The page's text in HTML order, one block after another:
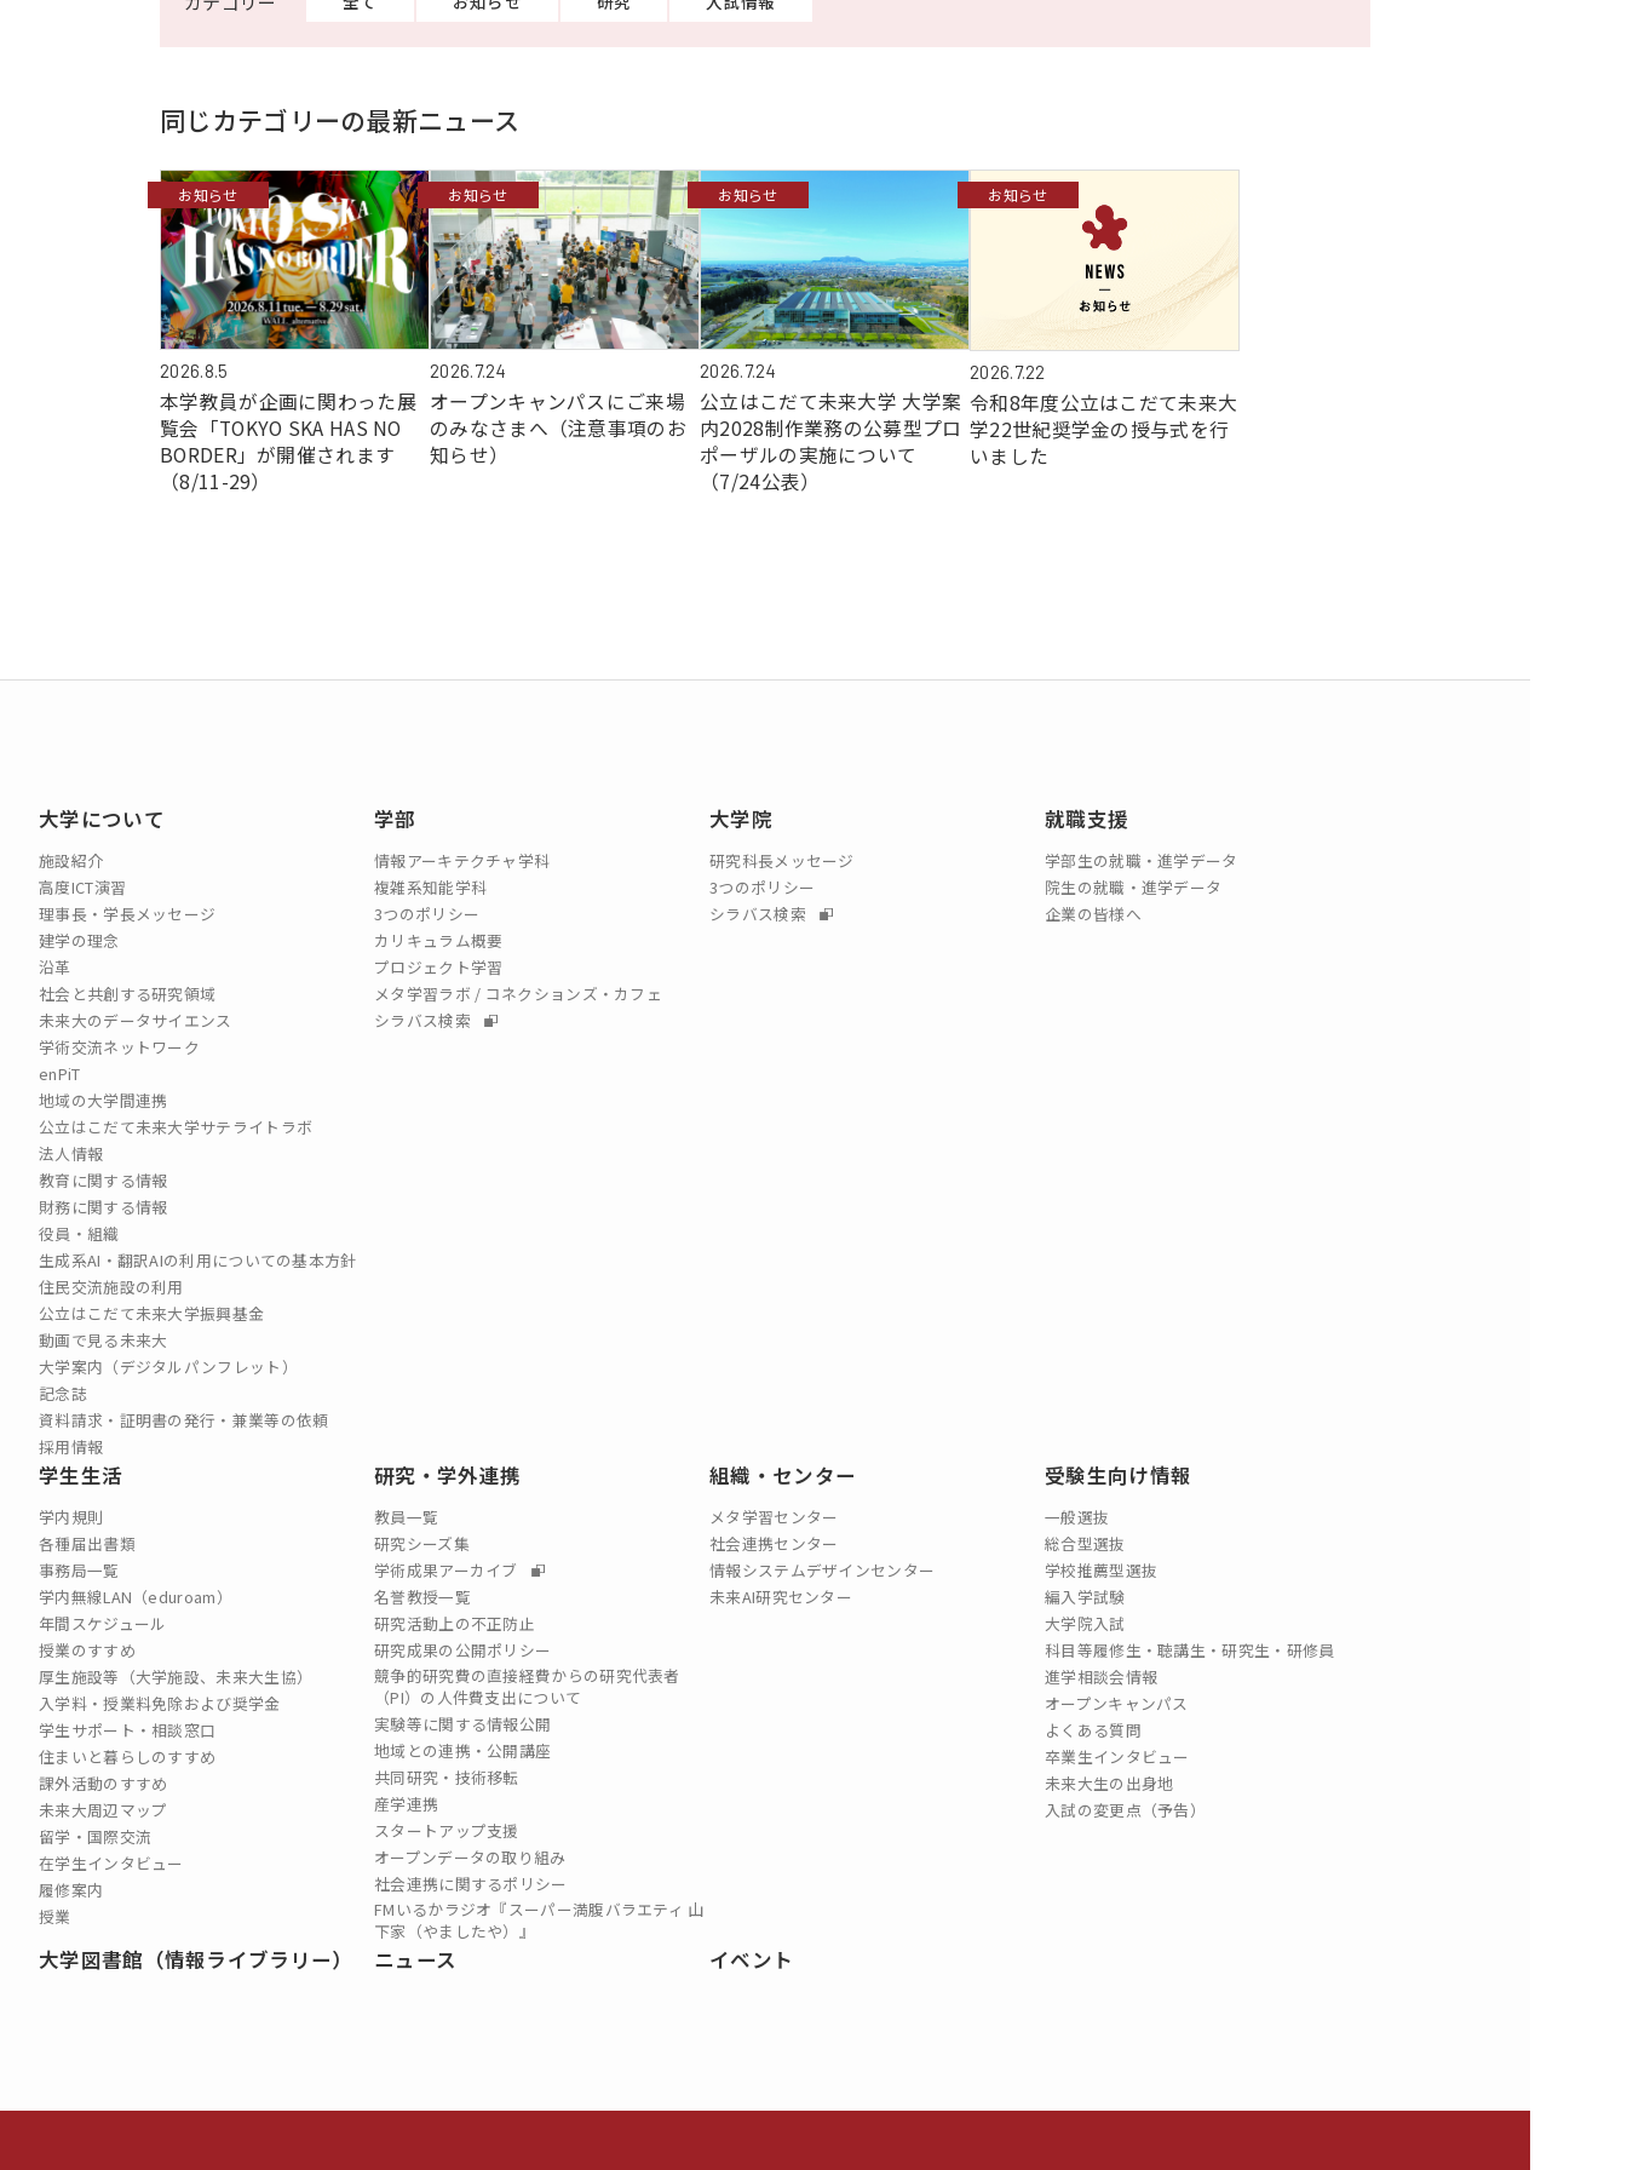
同じカテゴリーの最新ニュース
お知らせ
2026.8.5
本学教員が企画に関わった展
覧会「TOKYO SKA HAS NO
BORDER」が開催されます
（8/11-29）
お知らせ
2026.7.24
オープンキャンパスにご来場
のみなさまへ（注意事項のお
知らせ）
お知らせ
2026.7.24
公立はこだて未来大学 大学案
内2028制作業務の公募型プロ
ポーザルの実施について
（7/24公表）
お知らせ
2026.7.22
令和8年度公立はこだて未来大
学22世紀奨学金の授与式を行
いました
大学について
施設紹介
高度ICT演習
理事長・学長メッセージ
建学の理念
沿革
社会と共創する研究領域
未来大のデータサイエンス
学術交流ネットワーク
enPiT
地域の大学間連携
公立はこだて未来大学サテライトラボ
法人情報
教育に関する情報
財務に関する情報
役員・組織
生成系AI・翻訳AIの利用についての基本方針
住民交流施設の利用
公立はこだて未来大学振興基金
動画で見る未来大
大学案内（デジタルパンフレット）
記念誌
資料請求・証明書の発行・兼業等の依頼
採用情報
学部
情報アーキテクチャ学科
複雑系知能学科
3つのポリシー
カリキュラム概要
プロジェクト学習
メタ学習ラボ / コネクションズ・カフェ
シラバス検索
大学院
研究科長メッセージ
3つのポリシー
シラバス検索
就職支援
学部生の就職・進学データ
院生の就職・進学データ
企業の皆様へ
学生生活
学内規則
各種届出書類
事務局一覧
学内無線LAN（eduroam）
年間スケジュール
授業のすすめ
厚生施設等（大学施設、未来大生協）
入学料・授業料免除および奨学金
学生サポート・相談窓口
住まいと暮らしのすすめ
課外活動のすすめ
未来大周辺マップ
留学・国際交流
在学生インタビュー
履修案内
授業
研究・学外連携
教員一覧
研究シーズ集
学術成果アーカイブ
名誉教授一覧
研究活動上の不正防止
研究成果の公開ポリシー
競争的研究費の直接経費からの研究代表者
（PI）の⼈件費⽀出について
実験等に関する情報公開
地域との連携・公開講座
共同研究・技術移転
産学連携
スタートアップ支援
オープンデータの取り組み
社会連携に関するポリシー
FMいるかラジオ『スーパー満腹バラエティ 山
下家（やましたや）』
組織・センター
メタ学習センター
社会連携センター
情報システムデザインセンター
未来AI研究センター
受験生向け情報
一般選抜
総合型選抜
学校推薦型選抜
編入学試験
大学院入試
科目等履修生・聴講生・研究生・研修員
進学相談会情報
オープンキャンパス
よくある質問
卒業生インタビュー
未来大生の出身地
入試の変更点（予告）
大学図書館（情報ライブラリー） ニュース イベント